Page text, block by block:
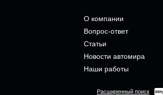
О компании
Вопрос-ответ
Статьи
Новости автомира
Наши работы
Расширенный поиск